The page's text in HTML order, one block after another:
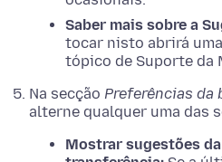
Saber mais sobre a
tocar nisto abrirá
tópico de Suporte da
Na secção Preferências da
alterne qualquer uma das
Mostrar sugestões da